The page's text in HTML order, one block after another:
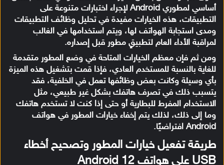
أساسي لمطوري Android لإجراء اختبارات متنوعة على
التطبيقات، هذه الخيارات مفيدة في تحليل وظائف التطبيقات
ومدى استجابة الهواتف لها، ويتم استخدامها في الغالب
لمراقبة الأداء العام لتطبيقٍ مطور قبل إصداره.
ومن ثم فإن معظم الخيارات المتاحة في وضع المطور متقدمة
للغاية بالنسبة للمستخدم العادي، فإذا قمت بتشغيل هذه الميزة
بأي وسيلة وكانت بعض وظائفها تعمل في الخلفية، فقد
يتسبب ذلك في تصرف هاتفك بشكل غير طبيعي، مثل
الاستخدام المفرط للبطارية أو حتى إذا كنت لا تستخدم هاتفك
وما إلى ذلك، لذلك يتم إخفاء خيارات المطور في هواتف
Android افتراضيًا.
طريقة تفعيل خيارات المطور وتصحيح أخطاء
USB على هواتف Android 12